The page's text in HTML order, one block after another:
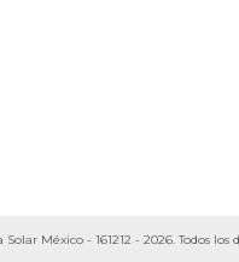
México - 161212 - 2026. Todos los